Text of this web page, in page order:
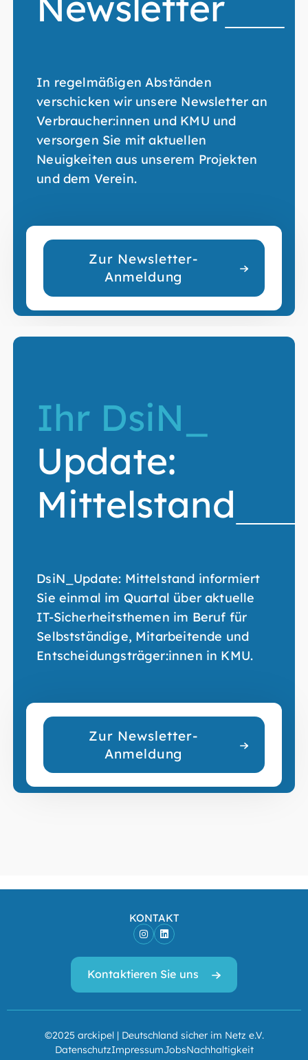
In regelmäßigen Abständen
verschicken wir unsere Newsletter an
Verbraucher:innen und KMU und
versorgen Sie mit aktuellen
Neuigkeiten aus unserem Projekten
und dem Verein.
Zur Newsletter-
Anmeldung
Ihr DsiN_
Update:
Mittelstand
DsiN_Update: Mittelstand informiert
Sie einmal im Quartal über aktuelle
IT-Sicherheitsthemen im Beruf für
Selbstständige, Mitarbeitende und
Entscheidungsträger:innen in KMU.
Zur Newsletter-
Anmeldung
KONTAKT
Kontaktieren Sie uns
©2025 arckipel | Deutschland sicher im Netz e.V.
DatenschutzImpressumJobsNachhaltigkeit